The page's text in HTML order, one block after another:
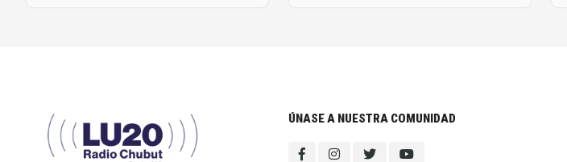
ÚNASE A NUESTRA COMUNIDAD